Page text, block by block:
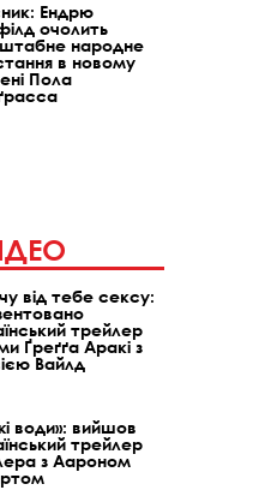
Ендрю
очолить
народне
в новому
Пола
від тебе сексу:
трейлер
Ґреґґа Аракі з
Вайлд
води»: вийшов
трейлер
з Аароном